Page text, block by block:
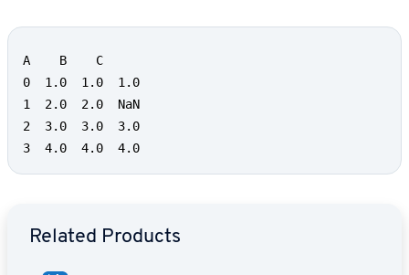
A    B    C
0  1.0  1.0  1.0
1  2.0  2.0  NaN
2  3.0  3.0  3.0
3  4.0  4.0  4.0
Related Products